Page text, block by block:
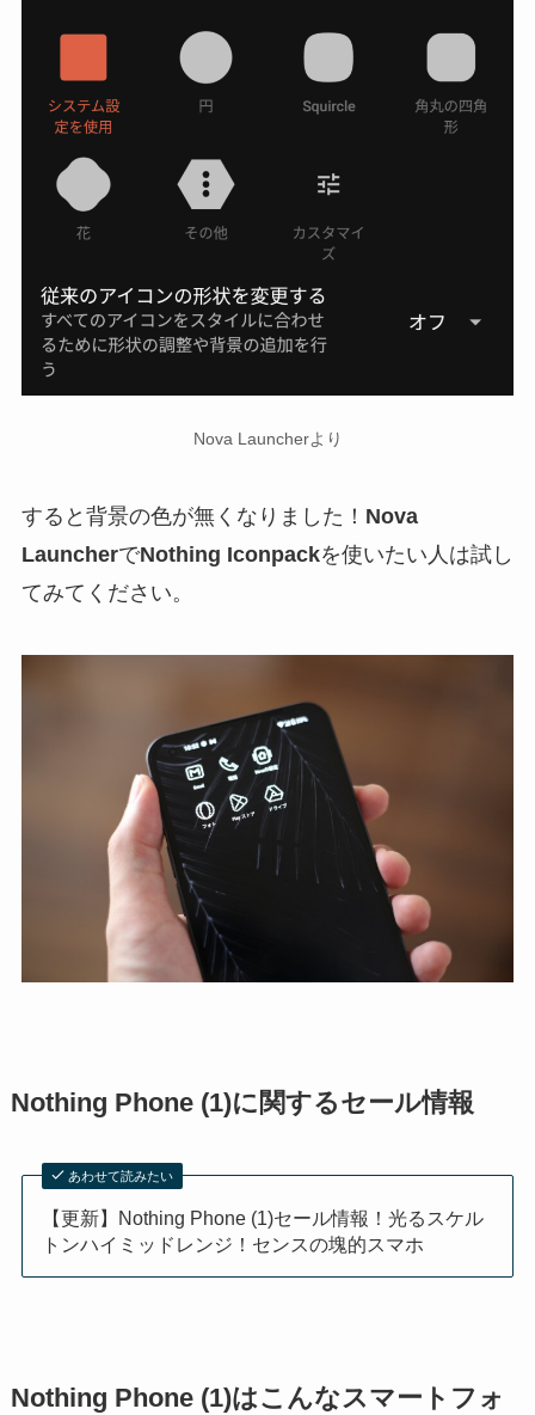
Nova Launcherより
すると背景の色が無くなりました！ Nova
LauncherでNothing Iconpackを使いたい人は試し
てみてください。
Nothing Phone (1)に関するセール情報
あわせて読みたい
【更新】Nothing Phone (1)セール情報！光るスケル
トンハイミッドレンジ！センスの塊的スマホ
Nothing Phone (1)はこんなスマートフォ